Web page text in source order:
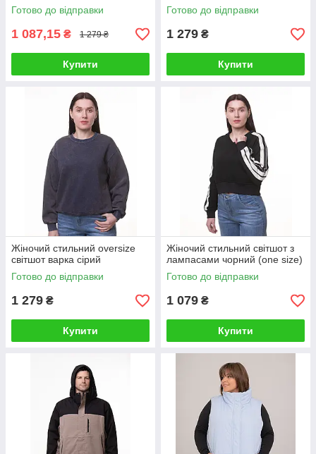
Готово до відправки
1 087,15 ₴ 1 279 ₴
Купити
Готово до відправки
1 279 ₴
Купити
Жіночий стильний oversize
світшот варка сірий
Готово до відправки
1 279 ₴
Купити
Жіночий стильний світшот з
лампасами чорний (one size)
Готово до відправки
1 079 ₴
Купити